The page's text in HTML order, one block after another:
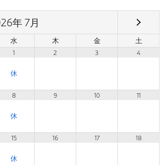
年7月
水 木 金 土
1 2 3 4
8 9 10 11
15 16 17 18